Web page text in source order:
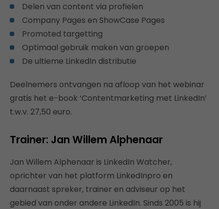
Delen van content via profielen
Company Pages en ShowCase Pages
Promoted targetting
Optimaal gebruik maken van groepen
De ultieme LinkedIn distributie
Deelnemers ontvangen na afloop van het webinar
gratis het e-book ‘Contentmarketing met LinkedIn’
t.w.v. 27,50 euro.
Trainer: Jan Willem Alphenaar
Jan Willem Alphenaar is LinkedIn Watcher,
oprichter van het platform LinkedInpro en
daarnaast spreker, trainer en adviseur op het
gebied van onder andere LinkedIn. Sinds 2005 is hij